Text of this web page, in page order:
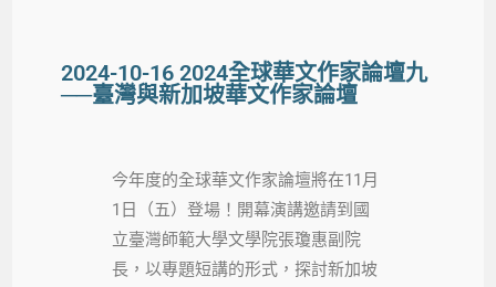
2024-10-16 2024全球華文作家論壇九
──臺灣與新加坡華文作家論壇
今年度的全球華文作家論壇將在11月
1日（五）登場！開幕演講邀請到國
立臺灣師範大學文學院張瓊惠副院
長，以專題短講的形式，探討新加坡